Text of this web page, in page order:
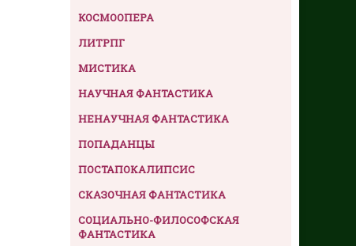
КОСМООПЕРА
ЛИТРПГ
МИСТИКА
НАУЧНАЯ ФАНТАСТИКА
НЕНАУЧНАЯ ФАНТАСТИКА
ПОПАДАНЦЫ
ПОСТАПОКАЛИПСИС
СКАЗОЧНАЯ ФАНТАСТИКА
СОЦИАЛЬНО-ФИЛОСОФСКАЯ
ФАНТАСТИКА